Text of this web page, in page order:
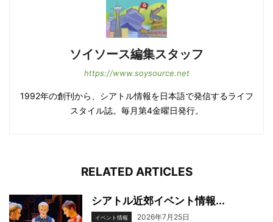
ソイソース編集スタッフ
https://www.soysource.net
1992年の創刊から、シアトル情報を日本語で発信するライフ
スタイル誌。毎月第4金曜日発行。
RELATED ARTICLES
シアトル近郊イベント情報...
イベント情報 2026年7月25日